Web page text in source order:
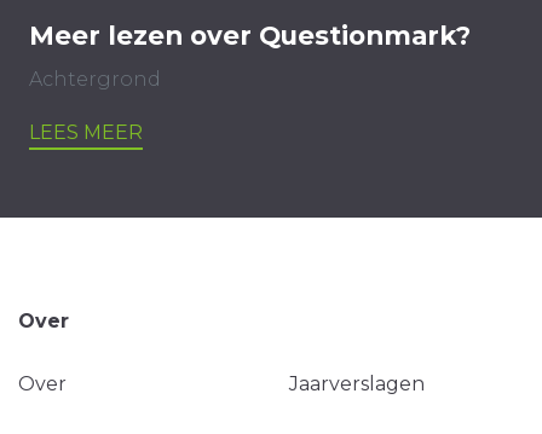
Meer lezen over Questionmark?
Achtergrond
LEES MEER
Over
Over Jaarverslagen